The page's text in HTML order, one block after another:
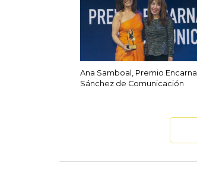
Ana Samboal, Premio Encarna
Sánchez de Comunicación